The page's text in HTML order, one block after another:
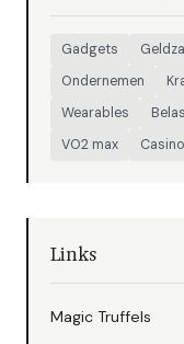
Gadgets
Ondernemen
Wearables
VO2 max
Casino
Links
Magic Truffels